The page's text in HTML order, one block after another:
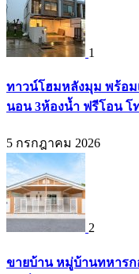
1
ทาวน์โฮมหลังมุม พร้อม
นอน 3ห้องน้ำ ฟรีโอน โท
5 กรกฎาคม 2026
2
ขายบ้าน หมู่บ้านทหารก